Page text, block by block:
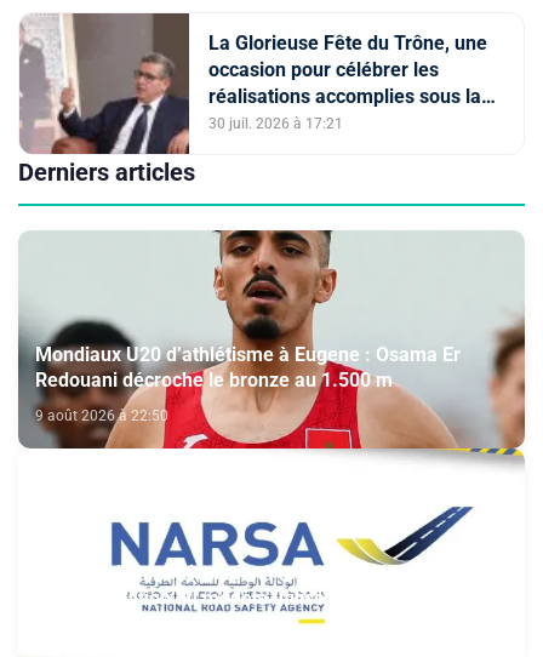
La Glorieuse Fête du Trône, une
occasion pour célébrer les
réalisations accomplies sous la
conduite de Sa Majesté le Roi (M.
30 juil. 2026 à 17:21
Derniers articles
Mondiaux U20 d’athlétisme à Eugene : Osama Er
Redouani décroche le bronze au 1.500 m
9 août 2026 à 22:50
Plaques d’immatriculation : la NARSA annonce
l’harmonisation du modèle utilisé au Maroc et à